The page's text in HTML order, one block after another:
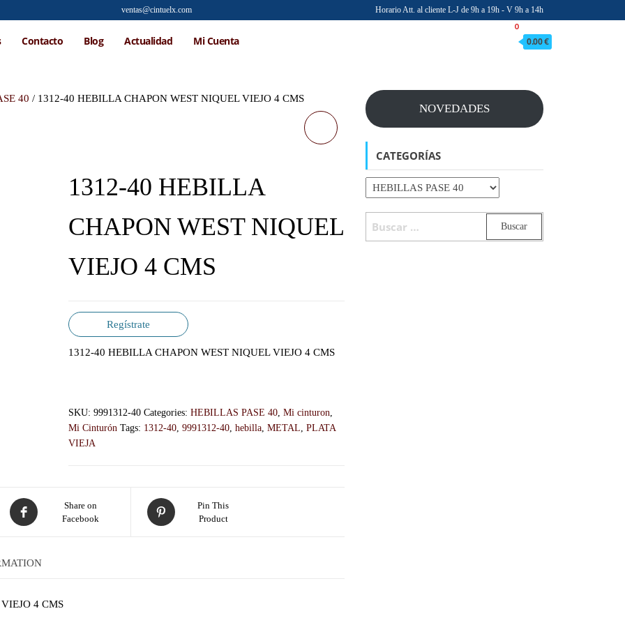
ventas@cintuelx.com Horario Att. al cliente L-J de 9h a 19h - V 9h a 14h
0
0.00 €
Contacto Blog Actualidad Mi Cuenta
40 / 1312-40 HEBILLA CHAPON WEST NIQUEL VIEJO 4 CMS
NIQUEL VIEJO 4 CMS
1312-40 HEBILLA
CHAPON WEST NIQUEL
VIEJO 4 CMS
Regístrate
1312-40 HEBILLA CHAPON WEST NIQUEL VIEJO 4 CMS
SKU: 9991312-40 Categories: HEBILLAS PASE 40, Mi cinturon,
Mi Cinturón Tags: 1312-40, 9991312-40, hebilla, METAL, PLATA
VIEJA
Share on
Facebook
Pin This
Product
4 CMS
NOVEDADES
CATEGORÍAS